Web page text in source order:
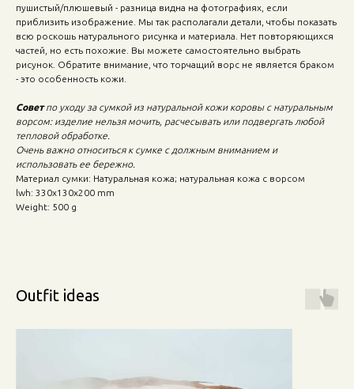
пушистый/плюшевый - разница видна на фотографиях, если
приблизить изображение. Мы так располагали детали, чтобы показать
всю роскошь натурального рисунка и материала. Нет повторяющихся
частей, но есть похожие. Вы можете самостоятельно выбрать
рисунок. Обратите внимание, что торчащий ворс не является браком
- это особенность кожи.
Советпо уходу за сумкой из натуральной кожи коровы с натуральным
ворсом: изделие нельзя мочить, расчесывать или подвергать любой
тепловой обработке.
Очень важно относиться к сумке с должным вниманием и
использовать ее бережно.
Материал сумки: Натуральная кожа; натуральная кожа с ворсом
lwh: 330x130x200 mm
Weight: 500 g
Outfit ideas